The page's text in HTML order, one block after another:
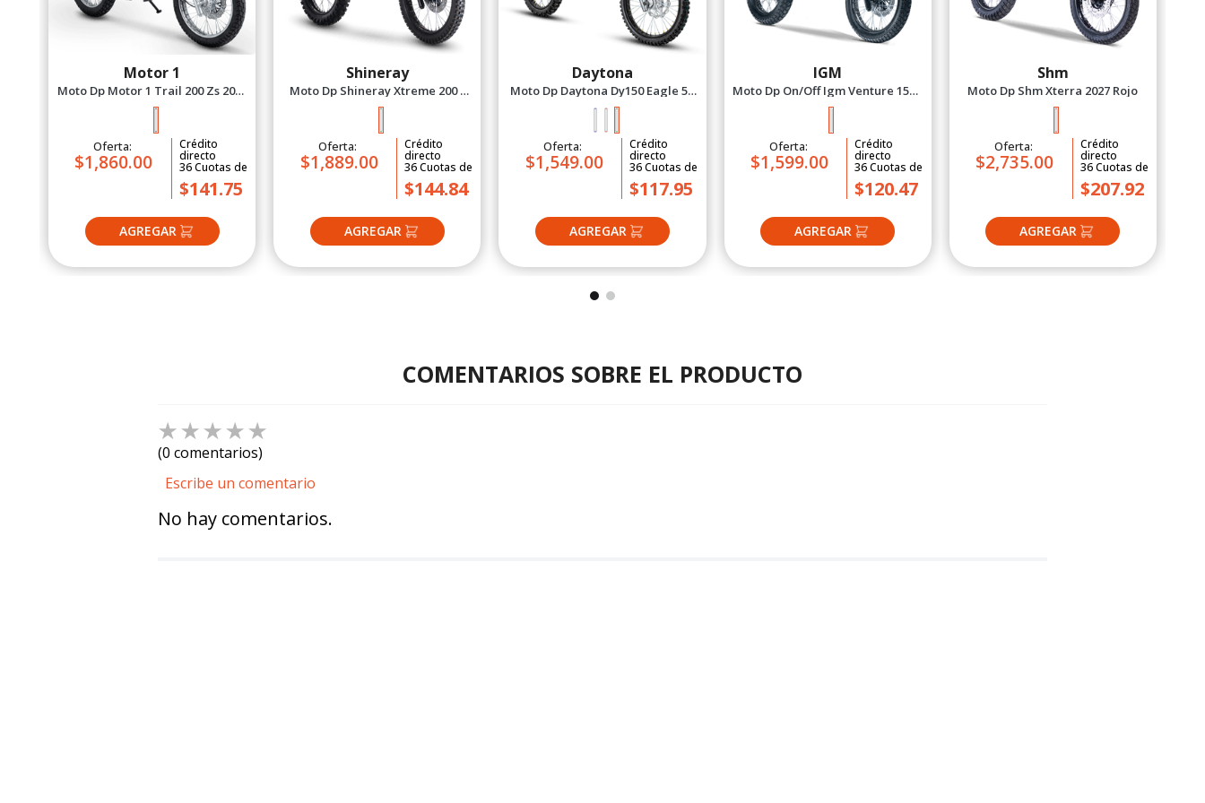
Motor 1
Moto Dp Motor 1 Trail 200 Zs 2027
Oferta:
$1,860.00
Crédito
directo
36Cuotas de
$141.75
Shineray
Moto Dp Shineray Xtreme 200 -
Oferta:
$1,889.00
Crédito
directo
36Cuotas de
$144.84
Daytona
Moto Dp Daytona Dy150 Eagle 5 -
Oferta:
$1,549.00
Crédito
directo
36Cuotas de
$117.95
IGM
Moto Dp On/Off Igm Venture 150X
Oferta:
$1,599.00
Crédito
directo
36Cuotas de
$120.47
Shm
Moto Dp Shm Xterra 2027 Rojo
Oferta:
$2,735.00
Crédito
directo
36 Cuotas de
$207.92
☆☆☆☆☆
(0 comentarios)
Escribe un comentario
No hay comentarios.